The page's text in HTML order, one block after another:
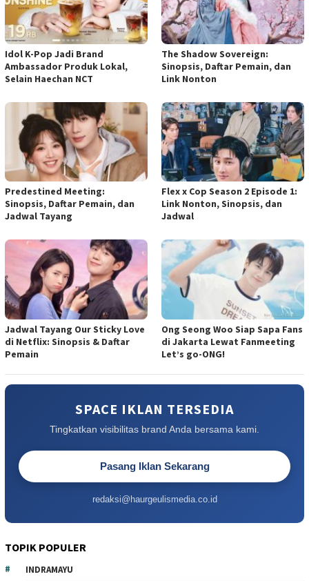
Idol K-Pop Jadi Brand
Ambassador Produk Lokal,
Selain Haechan NCT
The Shadow Sovereign:
Sinopsis, Daftar Pemain, dan
Link Nonton
Predestined Meeting:
Sinopsis, Daftar Pemain, dan
Jadwal Tayang
Flex x Cop Season 2 Episode 1:
Link Nonton, Sinopsis, dan
Jadwal
Jadwal Tayang Our Sticky Love
di Netflix: Sinopsis & Daftar
Pemain
Ong Seong Woo Siap Sapa Fans
di Jakarta Lewat Fanmeeting
Let’s go-ONG!
SPACE IKLAN TERSEDIA
Tingkatkan visibilitas brand Anda bersama kami.
Pasang Iklan Sekarang
redaksi@haurgeulismedia.co.id
TOPIK POPULER
INDRAMAYU